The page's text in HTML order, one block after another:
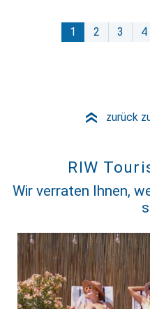
1 2 3 4
» zurück
RIW
Wir verraten Ihnen,